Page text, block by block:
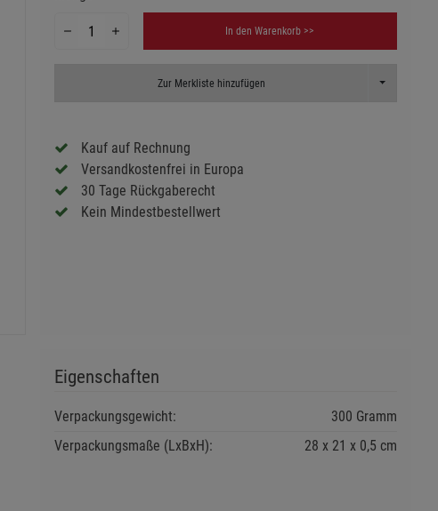
In den Warenkorb >>
Zur Merkliste hinzufügen Toggle
Kauf auf Rechnung
Versandkostenfrei in Europa
30 Tage Rückgaberecht
Kein Mindestbestellwert
Eigenschaften
Verpackungsgewicht:
300 Gramm
Verpackungsmaße (LxBxH):
28 21 0,5 cm